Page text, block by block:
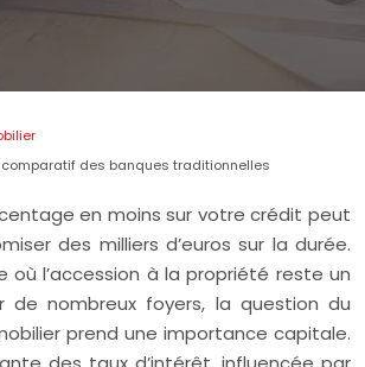
comparatif des banques traditionnelles
en moins sur votre crédit peut
des milliers d’euros sur la durée.
où l’accession à la propriété reste un
de nombreux foyers, la question du
prend une importance capitale.